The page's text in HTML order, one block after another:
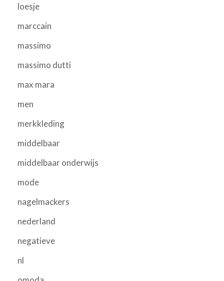
loesje
marccain
massimo
massimo dutti
max mara
men
merkkleding
middelbaar
middelbaar onderwijs
mode
nagelmackers
nederland
negatieve
nl